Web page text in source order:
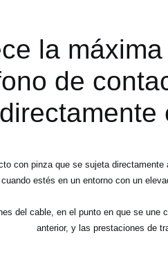
la
de
con pinza que se sujeta
estés en un entorno con un
del cable, en el punto en que se
anterior, y las prestaciones de